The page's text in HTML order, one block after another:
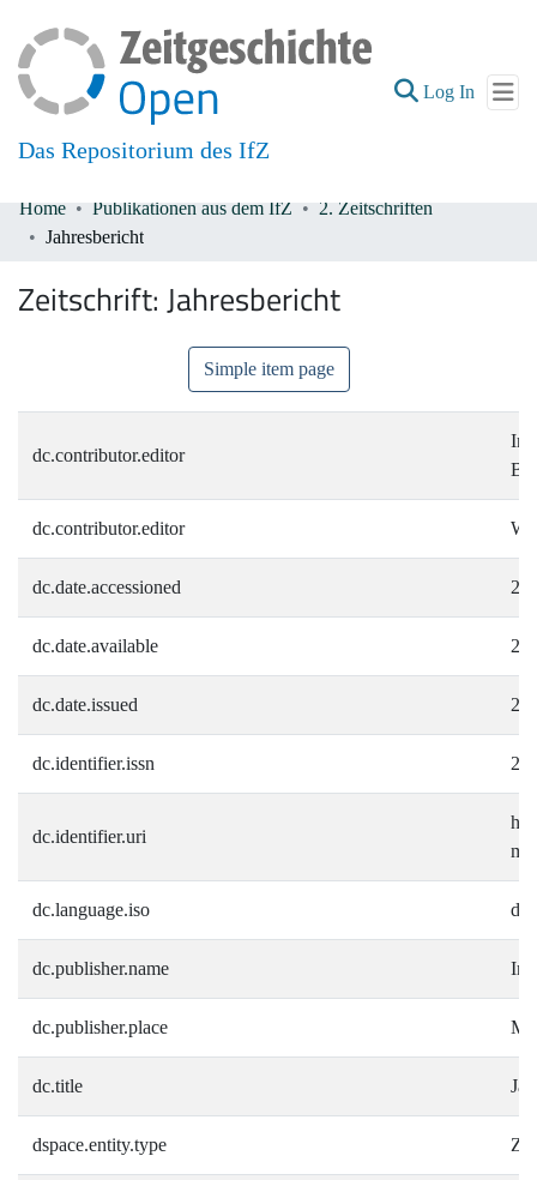
Das Repositorium des IfZ
Log In (current)
Communities & Collections
Home Publikationen aus dem IfZ
2. Zeitschriften
Jahresbericht
Zeitschrift: Jahresbericht
Simple item page
dc.contributor.editor
dc.contributor.editor
dc.date.accessioned
dc.date.available
dc.date.issued
dc.identifier.issn
dc.identifier.uri
dc.language.iso de
dc.publisher.name
dc.publisher.place
dc.title
dspace.entity.type